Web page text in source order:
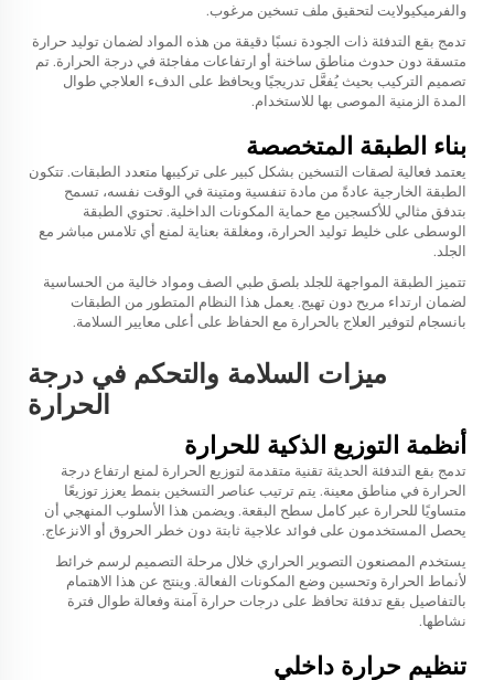
والفرميكيولايت لتحقيق ملف تسخين مرغوب.
تدمج بقع التدفئة ذات الجودة نسبًا دقيقة من هذه المواد لضمان توليد حرارة
متسقة دون حدوث مناطق ساخنة أو ارتفاعات مفاجئة في درجة الحرارة. تم
تصميم التركيب بحيث يُفعَّل تدريجيًا ويحافظ على الدفء العلاجي طوال
المدة الزمنية الموصى بها للاستخدام.
بناء الطبقة المتخصصة
يعتمد فعالية لصقات التسخين بشكل كبير على تركيبها متعدد الطبقات. تتكون
الطبقة الخارجية عادةً من مادة تنفسية ومتينة في الوقت نفسه، تسمح
بتدفق مثالي للأكسجين مع حماية المكونات الداخلية. تحتوي الطبقة
الوسطى على خليط توليد الحرارة، ومغلقة بعناية لمنع أي تلامس مباشر مع
الجلد.
تتميز الطبقة المواجهة للجلد بلصق طبي الصف ومواد خالية من الحساسية
لضمان ارتداء مريح دون تهيج. يعمل هذا النظام المتطور من الطبقات
بانسجام لتوفير العلاج بالحرارة مع الحفاظ على أعلى معايير السلامة.
ميزات السلامة والتحكم في درجة
الحرارة
أنظمة التوزيع الذكية للحرارة
تدمج بقع التدفئة الحديثة تقنية متقدمة لتوزيع الحرارة لمنع ارتفاع درجة
الحرارة في مناطق معينة. يتم ترتيب عناصر التسخين بنمط يعزز توزيعًا
متساويًا للحرارة عبر كامل سطح البقعة. ويضمن هذا الأسلوب المنهجي أن
يحصل المستخدمون على فوائد علاجية ثابتة دون خطر الحروق أو الانزعاج.
يستخدم المصنعون التصوير الحراري خلال مرحلة التصميم لرسم خرائط
لأنماط الحرارة وتحسين وضع المكونات الفعالة. وينتج عن هذا الاهتمام
بالتفاصيل بقع تدفئة تحافظ على درجات حرارة آمنة وفعالة طوال فترة
نشاطها.
تنظيم حرارة داخلي